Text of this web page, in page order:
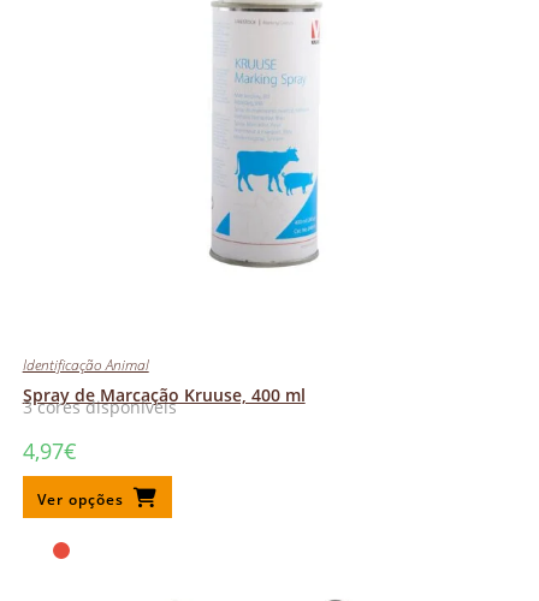
3 cores disponíveis
Identificação Animal
Spray de Marcação Kruuse, 400 ml
4,97€
Ver opções